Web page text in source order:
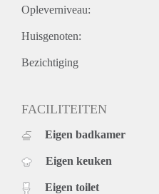
Opleverniveau:
Huisgenoten:
Bezichtiging
FACILITEITEN
Eigen badkamer
Eigen keuken
Eigen toilet